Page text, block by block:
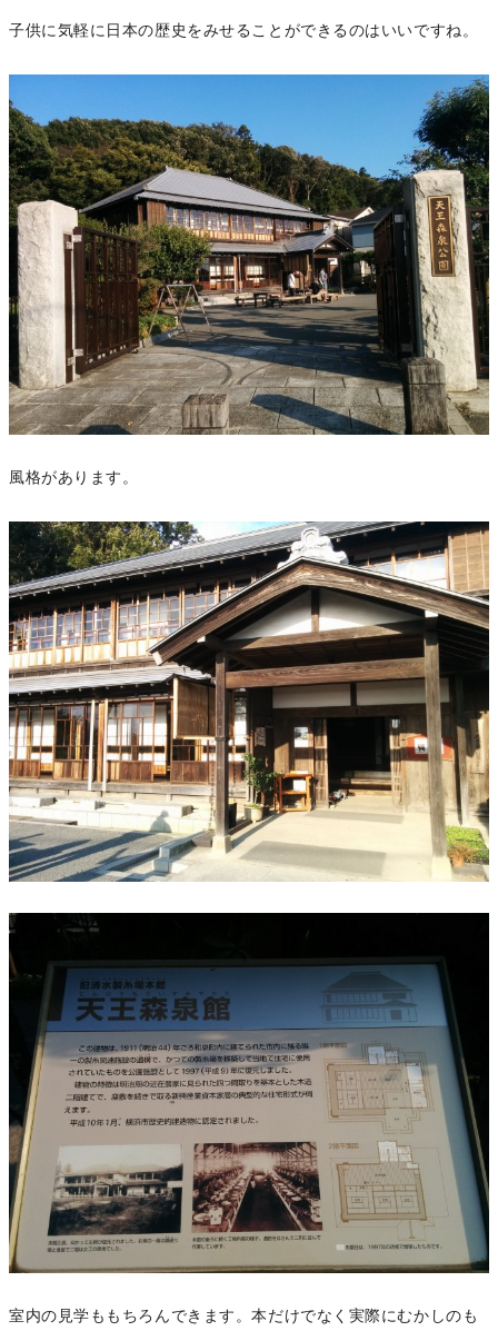
子供に気軽に日本の歴史をみせることができるのはいいですね。
風格があります。
室内の見学ももちろんできます。本だけでなく実際にむかしのも